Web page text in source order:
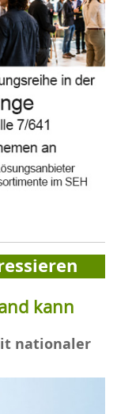
kann
nationaler